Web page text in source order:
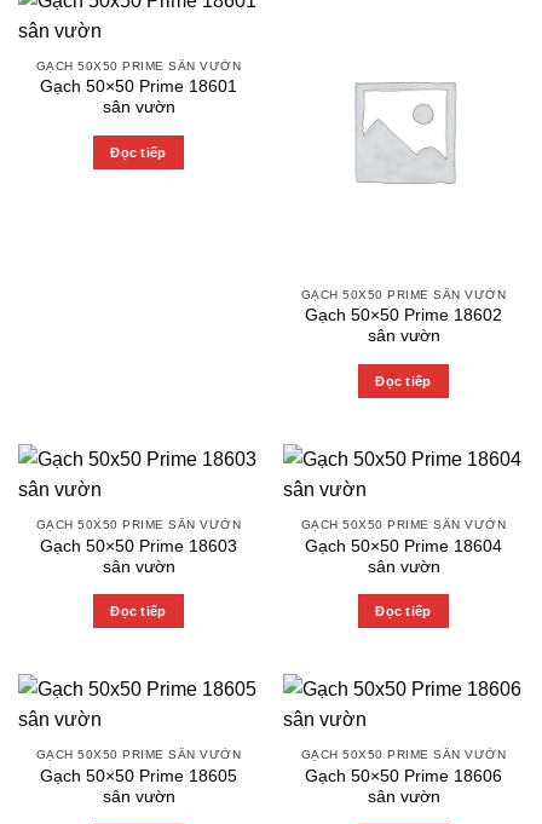
GẠCH 50X50 PRIME SÂN VƯỜN
Gạch 50×50 Prime 18601
sân vườn
Đọc tiếp
GẠCH 50X50 PRIME SÂN VƯỜN
Gạch 50×50 Prime 18602
sân vườn
Đọc tiếp
GẠCH 50X50 PRIME SÂN VƯỜN
Gạch 50×50 Prime 18603
sân vườn
Đọc tiếp
GẠCH 50X50 PRIME SÂN VƯỜN
Gạch 50×50 Prime 18604
sân vườn
Đọc tiếp
GẠCH 50X50 PRIME SÂN VƯỜN
Gạch 50×50 Prime 18605
sân vườn
GẠCH 50X50 PRIME SÂN VƯỜN
Gạch 50×50 Prime 18606
sân vườn